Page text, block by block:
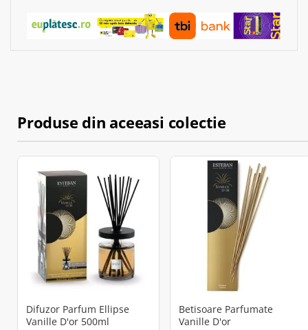
Produse din aceeasi colectie
Difuzor Parfum Ellipse
Vanille D'or 500ml
Betisoare Parfumate
Vanille D'or